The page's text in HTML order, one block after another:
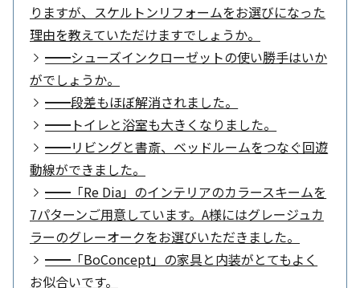
りますが、スケルトンリフォームをお選びになった
理由を教えていただけますでしょうか。
━━シューズインクローゼットの使い勝手はいか
がでしょうか。
━━段差もほぼ解消されました。
━━トイレと浴室も大きくなりました。
━━リビングと書斎、ベッドルームをつなぐ回遊
動線ができました。
━━「Re Dia」のインテリアのカラースキームを
7パターンご用意しています。A様にはグレージュカ
ラーのグレーオークをお選びいただきました。
━━「BoConcept」の家具と内装がとてもよく
お似合いです。